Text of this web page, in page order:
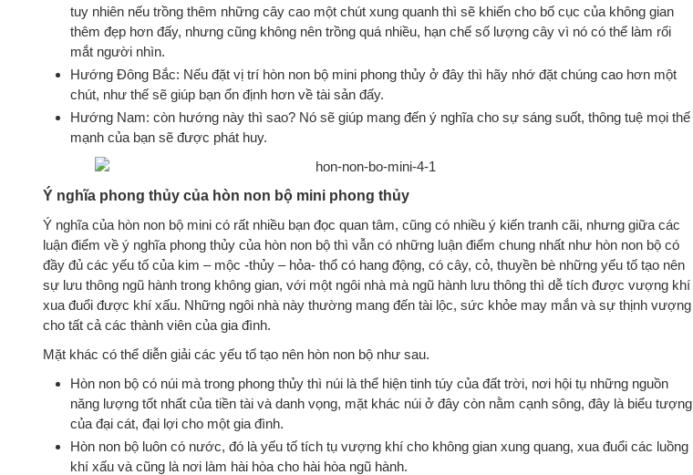
tuy nhiên nếu trồng thêm những cây cao một chút xung quanh thì sẽ khiến cho bố cục của không gian
thêm đẹp hơn đấy, nhưng cũng không nên trồng quá nhiều, hạn chế số lượng cây vì nó có thể làm rối
mắt người nhìn.
Hướng Đông Bắc: Nếu đặt vị trí hòn non bộ mini phong thủy ở đây thì hãy nhớ đặt chúng cao hơn một
chút, như thế sẽ giúp bạn ổn định hơn về tài sản đấy.
Hướng Nam: còn hướng này thì sao? Nó sẽ giúp mang đến ý nghĩa cho sự sáng suốt, thông tuệ mọi thế
mạnh của bạn sẽ được phát huy.
Ý nghĩa phong thủy của hòn non bộ mini phong thủy
Ý nghĩa của hòn non bộ mini có rất nhiều bạn đọc quan tâm, cũng có nhiều ý kiến tranh cãi, nhưng giữa các
luận điểm về ý nghĩa phong thủy của hòn non bộ thì vẫn có những luận điểm chung nhất như hòn non bộ có
đầy đủ các yếu tố của kim – mộc -thủy – hỏa- thổ có hang động, có cây, cỏ, thuyền bè những yếu tố tạo nên
sự lưu thông ngũ hành trong không gian, với một ngôi nhà mà ngũ hành lưu thông thì dễ tích được vượng khí
xua đuổi được khí xấu. Những ngôi nhà này thường mang đến tài lộc, sức khỏe may mắn và sự thịnh vượng
cho tất cả các thành viên của gia đình.
Mặt khác có thể diễn giải các yếu tố tạo nên hòn non bộ như sau.
Hòn non bộ có núi mà trong phong thủy thì núi là thể hiện tinh túy của đất trời, nơi hội tụ những nguồn
năng lượng tốt nhất của tiền tài và danh vọng, mặt khác núi ở đây còn nằm cạnh sông, đây là biểu tượng
của đại cát, đại lợi cho một gia đình.
Hòn non bộ luôn có nước, đó là yếu tố tích tụ vượng khí cho không gian xung quang, xua đuổi các luồng
khí xấu và cũng là nơi làm hài hòa cho hài hòa ngũ hành.